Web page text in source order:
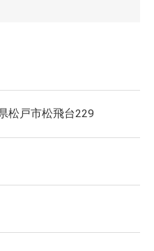
松戸市松飛台229